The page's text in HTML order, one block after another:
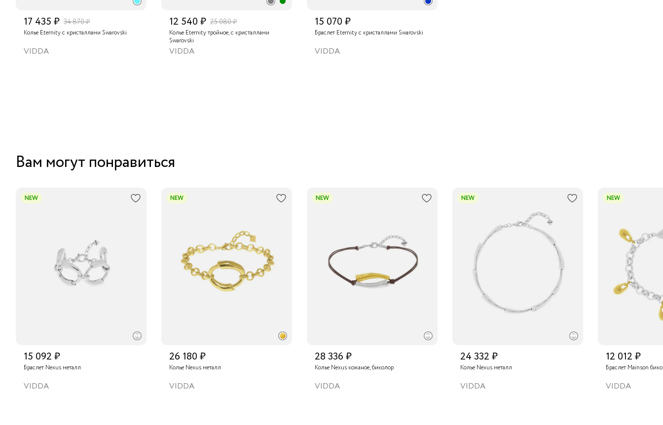
17 435 ₽ 34 870 ₽
Колье Eternity с кристаллами Swarovski
VIDDA
12 540 ₽ 25 080 ₽
Колье Eternity тройное, с кристаллами
Swarovski
VIDDA
15 070 ₽
Браслет Eternity с кристаллами Swarovski
VIDDA
Вам могут понравиться
NEW
15 092 ₽
Браслет Nexus металл
VIDDA
NEW
26 180 ₽
Колье Nexus металл
VIDDA
NEW
28 336 ₽
Колье Nexus кожаное, биколор
VIDDA
NEW
24 332 ₽
Колье Nexus металл
VIDDA
NEW
12 012 ₽
Браслет Mainson
VIDDA